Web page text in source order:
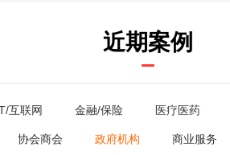
近期案例
互联网 金融/保险 医疗医药
协会商会 政府机构 商业服务